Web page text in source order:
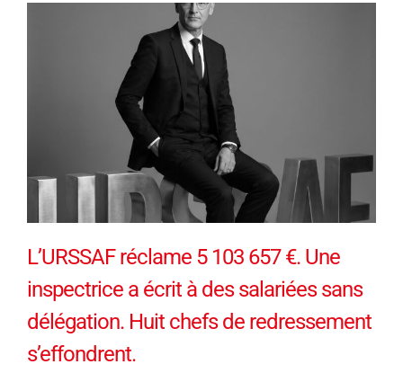
L’URSSAF réclame 5 103 657 €. Une
inspectrice a écrit à des salariées sans
délégation. Huit chefs de redressement
s’effondrent.